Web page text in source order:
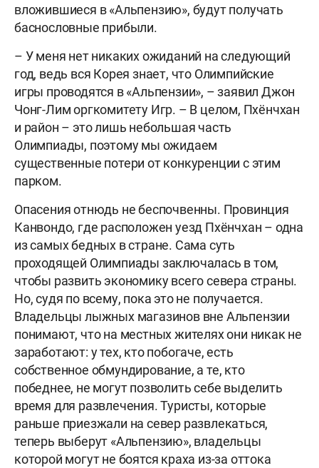
вложившиеся в «Альпензию», будут получать
баснословные прибыли.
– У меня нет никаких ожиданий на следующий
год, ведь вся Корея знает, что Олимпийские
игры проводятся в «Альпензии», – заявил Джон
Чонг-Лим оргкомитету Игр. – В целом, Пхёнчхан
и район – это лишь небольшая часть
Олимпиады, поэтому мы ожидаем
существенные потери от конкуренции с этим
парком.
Опасения отнюдь не беспочвенны. Провинция
Канвондо, где расположен уезд Пхёнчхан – одна
из самых бедных в стране. Сама суть
проходящей Олимпиады заключалась в том,
чтобы развить экономику всего севера страны.
Но, судя по всему, пока это не получается.
Владельцы лыжных магазинов вне Альпензии
понимают, что на местных жителях они никак не
заработают: у тех, кто побогаче, есть
собственное обмундирование, а те, кто
победнее, не могут позволить себе выделить
время для развлечения. Туристы, которые
раньше приезжали на север развлекаться,
теперь выберут «Альпензию», владельцы
которой могут не боятся краха из-за оттока